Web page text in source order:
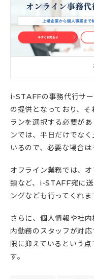
i-STAFFの事務代行サ
の提供となっており、
ランを選択する必要が
ンでは、平日だけでな
いるので、必要な場合は
オフライン業務では、
類など、i-STAFF宛に
ングなども行ってくれま
さらに、個人情報や社
内勤務のスタッフが対
限に抑えているという
す。